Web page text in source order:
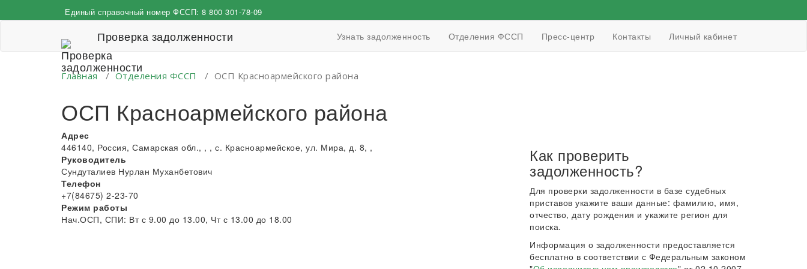
к
Единый справочный номер ФССП: 8 800 301-78-09
Проверка задолженности Узнать задолженность Отделения ФССП Пресс-центр Контакты Личный кабинет
Главная / Отделения ФССП / ОСП Красноармейского района
ОСП Красноармейского района
Адрес
446140, Россия, Самарская обл., , , с. Красноармейское, ул. Мира, д. 8, ,
Руководитель
Сундуталиев Нурлан Муханбетович
Телефон
+7(84675) 2-23-70
Режим работы
Нач.ОСП, СПИ: Вт с 9.00 до 13.00, Чт с 13.00 до 18.00
Как проверить
задолженность?
Для проверки задолженности в базе судебных
приставов укажите ваши данные: фамилию, имя,
отчество, дату рождения и укажите регион для
поиска.
Информация о задолженности предоставляется
бесплатно в соответствии с Федеральным законом